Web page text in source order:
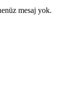
mesaj yok.